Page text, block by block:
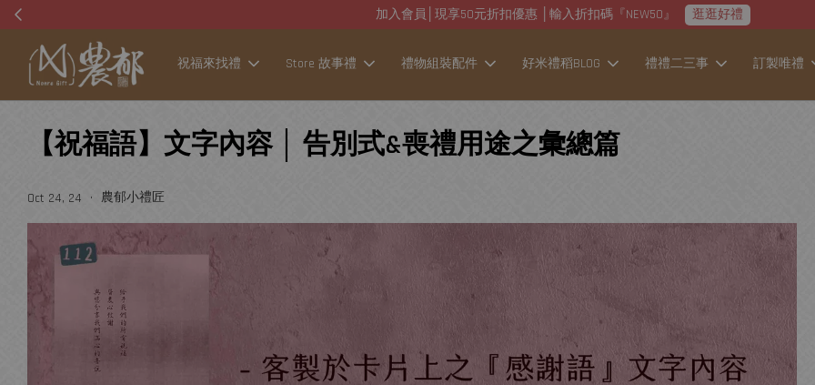
加入會員│現享50元折扣優惠 │輸入折扣碼『NEW50』 逛逛好禮
祝福來找禮 Store 故事禮 禮物組裝配件 好米禮稻BLOG 禮禮二三事 訂製唯禮
【祝福語】文字內容 │ 告別式&喪禮用途之彙總篇
Oct 24, 24 • 農郁小禮匠